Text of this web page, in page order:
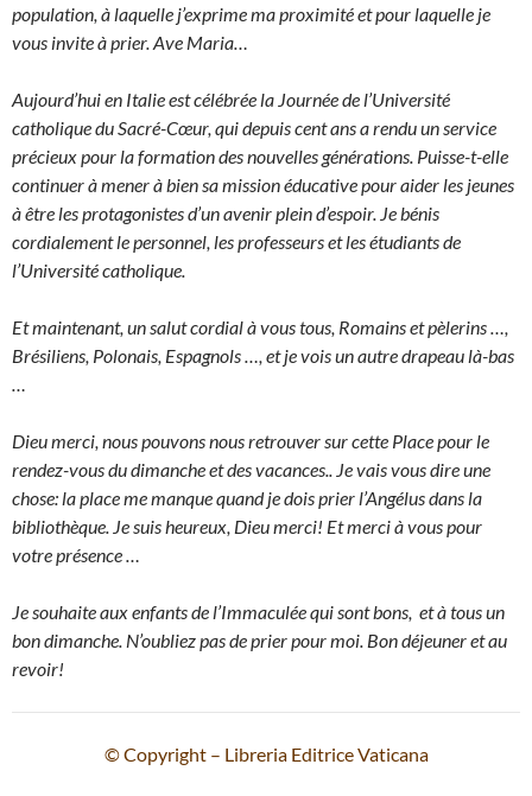
population, à laquelle j’exprime ma proximité et pour laquelle je
vous invite à prier. Ave Maria…
Aujourd’hui en Italie est célébrée la Journée de l’Université
catholique du Sacré-Cœur, qui depuis cent ans a rendu un service
précieux pour la formation des nouvelles générations. Puisse-t-elle
continuer à mener à bien sa mission éducative pour aider les jeunes
à être les protagonistes d’un avenir plein d’espoir. Je bénis
cordialement le personnel, les professeurs et les étudiants de
l’Université catholique.
Et maintenant, un salut cordial à vous tous, Romains et pèlerins …,
Brésiliens, Polonais, Espagnols …, et je vois un autre drapeau là-bas
Dieu merci, nous pouvons nous retrouver sur cette Place pour le
rendez-vous du dimanche et des vacances.. Je vais vous dire une
chose: la place me manque quand je dois prier l’Angélus dans la
bibliothèque. Je suis heureux, Dieu merci! Et merci à vous pour
votre présence …
Je souhaite aux enfants de l’Immaculée qui sont bons, et à tous un
bon dimanche. N’oubliez pas de prier pour moi. Bon déjeuner et au
revoir!
© Copyright – Libreria Editrice Vaticana